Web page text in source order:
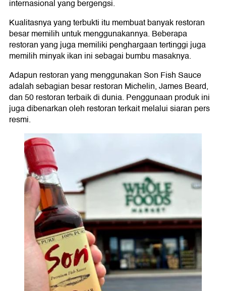
internasional yang bergengsi.
Kualitasnya yang terbukti itu membuat banyak restoran
besar memilih untuk menggunakannya. Beberapa
restoran yang juga memiliki penghargaan tertinggi juga
memilih minyak ikan ini sebagai bumbu masaknya.
Adapun restoran yang menggunakan Son Fish Sauce
adalah sebagian besar restoran Michelin, James Beard,
dan 50 restoran terbaik di dunia. Penggunaan produk ini
juga dibenarkan oleh restoran terkait melalui siaran pers
resmi.